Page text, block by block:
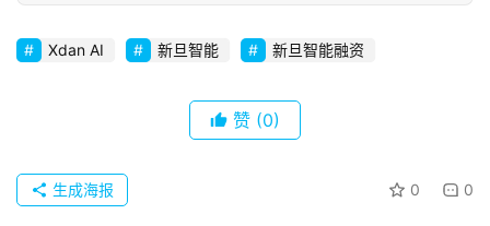
登录
投稿
Xdan AI 新旦智能 新旦智能融资
赞 (0)
0 0
生成海报